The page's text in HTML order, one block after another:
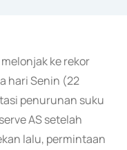
ke rekor
hari Senin (22
penurunan suku
AS setelah
lalu, permintaan